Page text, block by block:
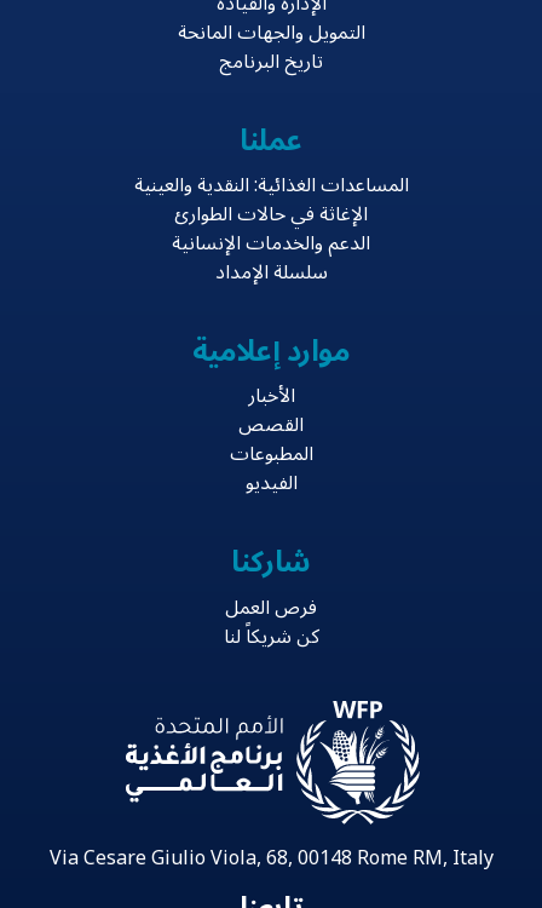
التمويل والجهات المانحة
تاريخ البرنامج
عملنا
المساعدات الغذائية: النقدية والعينية
الإغاثة في حالات الطوارئ
الدعم والخدمات الإنسانية
سلسلة الإمداد
موارد إعلامية
الأخبار
القصص
المطبوعات
الفيديو
شاركنا
فرص العمل
كن شريكاً لنا
Via Cesare Giulio Viola, 68, 00148 Rome RM, Italy